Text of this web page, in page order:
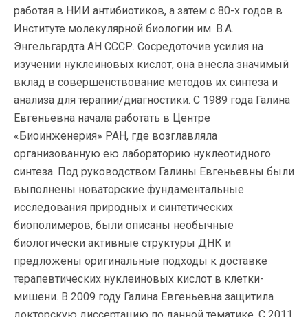
работая в НИИ антибиотиков, а затем с 80-х годов в
Институте молекулярной биологии им. В.А.
Энгельгардта АН СССР. Сосредоточив усилия на
изучении нуклеиновых кислот, она внесла значимый
вклад в совершенствование методов их синтеза и
анализа для терапии/диагностики. С 1989 года Галина
Евгеньевна начала работать в Центре
«Биоинженерия» РАН, где возглавляла
организованную ею лабораторию нуклеотидного
синтеза. Под руководством Галины Евгеньевны были
выполнены новаторские фундаментальные
исследования природных и синтетических
биополимеров, были описаны необычные
биологически активные структуры ДНК и
предложены оригинальные подходы к доставке
терапевтических нуклеиновых кислот в клетки-
мишени. В 2009 году Галина Евгеньевна защитила